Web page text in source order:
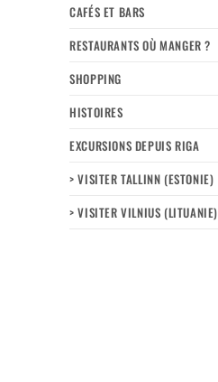
CAFÉS ET BARS
RESTAURANTS OÙ MANGER ?
SHOPPING
HISTOIRES
EXCURSIONS DEPUIS RIGA
> VISITER TALLINN (ESTONIE)
> VISITER VILNIUS (LITUANIE)